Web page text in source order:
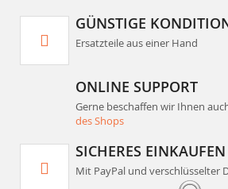
GÜNSTIGE
Ersatzteile aus einer Hand
ONLINE SUPPORT
Gerne beschaffen wir Ihnen
des Shops
SICHERES EINKAUFEN
Mit PayPal und verschlüsselter